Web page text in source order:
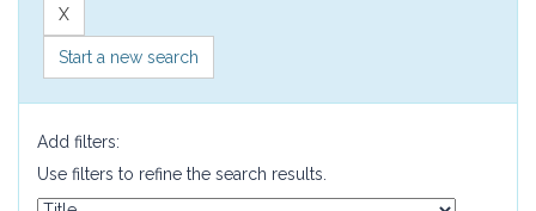
Start a new search
Add filters:
Use filters to refine the search results.